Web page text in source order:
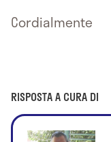
Cordialmente
RISPOSTA A CURA DI